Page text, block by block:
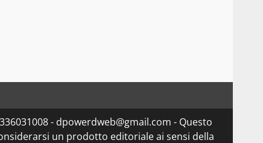
- dpowerdweb@gmail.com - Questo
un prodotto editoriale ai sensi della